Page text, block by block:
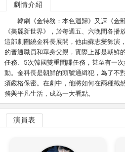
劇情介紹
韓劇《金特務：本色迴歸》又譯《金
《美麗新世界》，於每週五、六晚間各播放
這部劇圍繞金科長展開，他由蘇志燮飾演
的普通職員和單身父親，實際上卻是朝鮮
任務、5次韓國雙重間諜任務，甚至有一
動。金科長是朝鮮的頭號通緝犯，為了不
須嚴格保密。在劇中，他將如何在兩種截
務與平凡生活，成為一大看點。
演員表